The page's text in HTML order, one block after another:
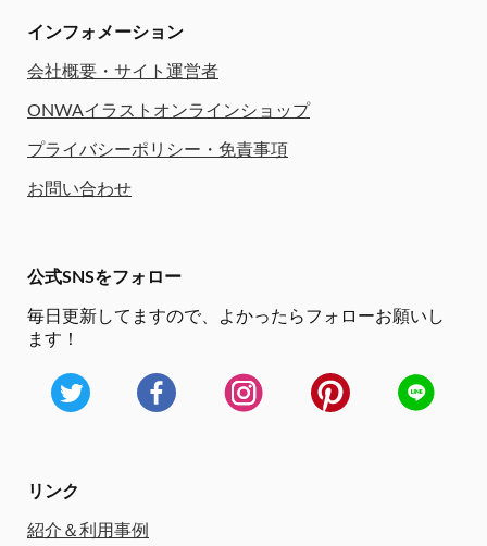
インフォメーション
会社概要・サイト運営者
ONWAイラストオンラインショップ
プライバシーポリシー・免責事項
お問い合わせ
公式SNSをフォロー
毎日更新してますので、
よかったらフォローお願いし
ます！
リンク
紹介＆利用事例